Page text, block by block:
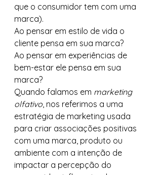
que o consumidor tem com uma
marca).
Ao pensar em estilo de vida o
cliente pensa em sua marca?
Ao pensar em experiências de
bem-estar ele pensa em sua
marca?
Quando falamos em marketing
olfativo, nos referimos a uma
estratégia de marketing usada
para criar associações positivas
com uma marca, produto ou
ambiente com a intenção de
impactar a percepção do